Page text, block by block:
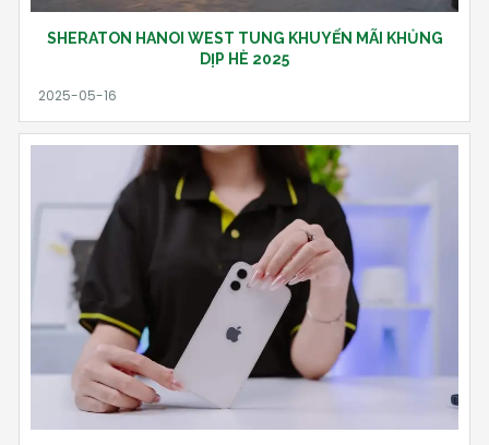
SHERATON HANOI WEST TUNG KHUYẾN MÃI KHỦNG
DỊP HÈ 2025